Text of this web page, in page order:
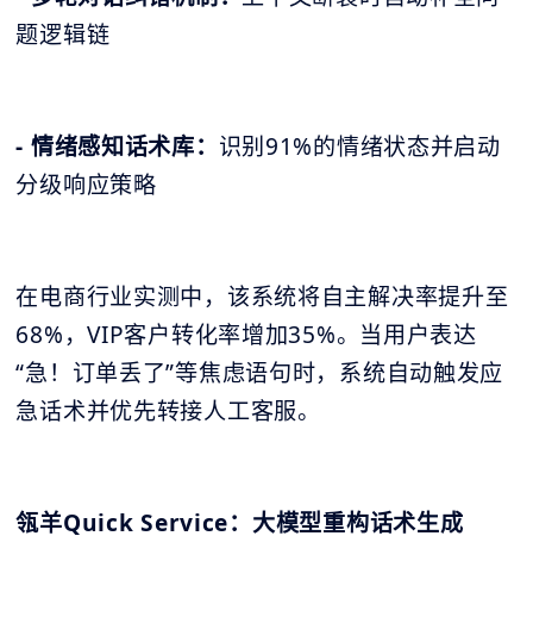
题逻辑链
- 情绪感知话术库： 识别91%的情绪状态并启动
分级响应策略
在电商行业实测中，该系统将自主解决率提升至
68%，VIP客户转化率增加35%。当用户表达
“急！订单丢了”等焦虑语句时，系统自动触发应
急话术并优先转接人工客服。
瓴羊Quick Service：大模型重构话术生成